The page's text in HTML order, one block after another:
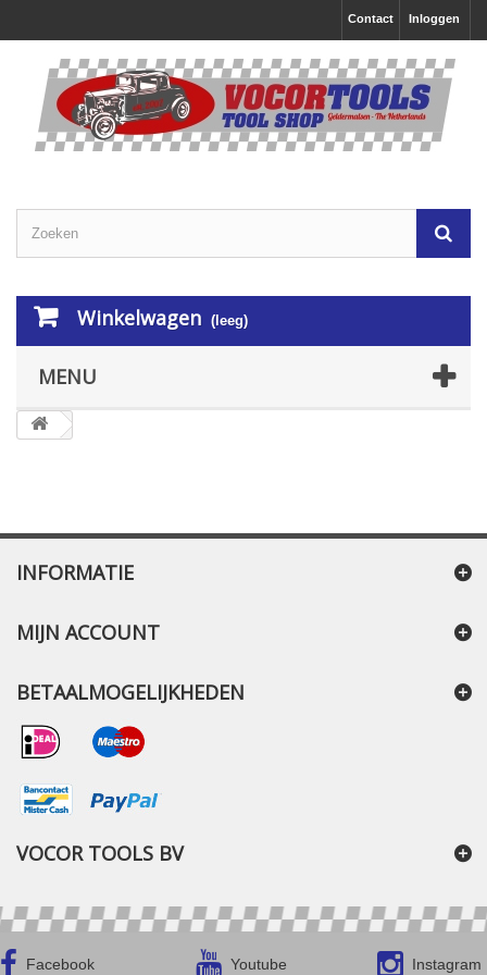
Inloggen
Contact
Winkelwagen (leeg)
MENU
INFORMATIE
MIJN ACCOUNT
BETAALMOGELIJKHEDEN
VOCOR TOOLS BV
Facebook Youtube Instagram